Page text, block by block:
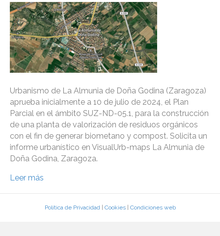
Urbanismo de La Almunia de Doña Godina (Zaragoza)
aprueba inicialmente a 10 de julio de 2024, el Plan
Parcial en el ámbito SUZ-ND-05.1, para la construcción
de una planta de valorización de residuos orgánicos
con el fin de generar biometano y compost. Solicita un
informe urbanístico en VisualUrb-maps La Almunia de
Doña Godina, Zaragoza.
Leer más
Política de Privacidad| Cookies| Condiciones web